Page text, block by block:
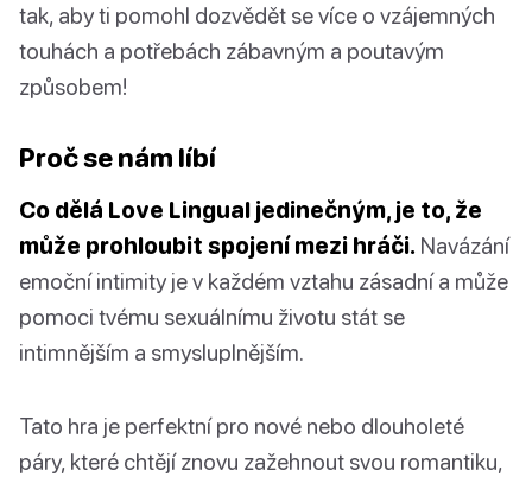
tak, aby ti pomohl dozvědět se více o vzájemných
touhách a potřebách zábavným a poutavým
způsobem!
Proč se nám líbí
Co dělá Love Lingual jedinečným, je to, že
může prohloubit spojení mezi hráči. Navázání
emoční intimity je v každém vztahu zásadní a může
pomoci tvému sexuálnímu životu stát se
intimnějším a smysluplnějším.
Tato hra je perfektní pro nové nebo dlouholeté
páry, které chtějí znovu zažehnout svou romantiku,